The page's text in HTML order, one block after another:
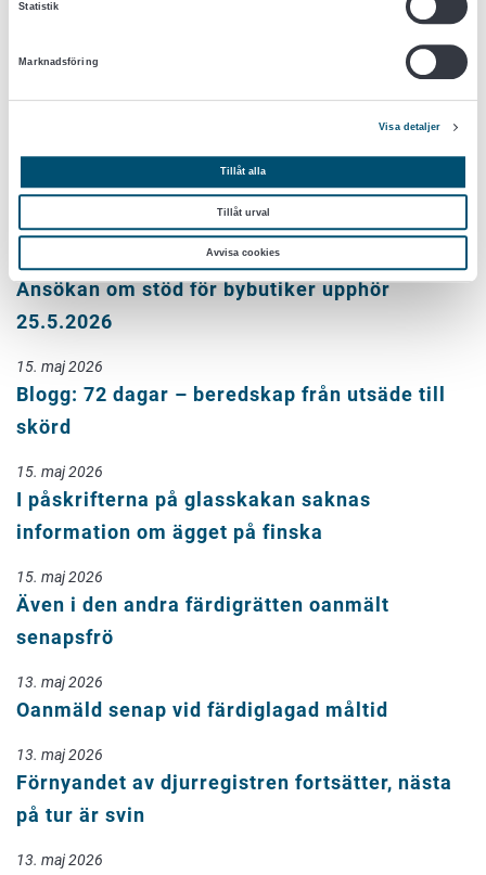
Statistik
Marknadsföring
Visa detaljer
Tillåt alla
Tillåt urval
Avvisa cookies
Tukes: Ändringar i dokumentationskraven för
användningen av växtskyddsmedel träder i
18. maj 2026
Nya Zeelands TRACES-intyg kan nu
undertecknas elektroniskt
Ansökan om stöd för bybutiker upphör
25.5.2026
15. maj 2026
Blogg: 72 dagar – beredskap från utsäde till
skörd
15. maj 2026
I påskrifterna på glasskakan saknas
information om ägget på finska
15. maj 2026
Även i den andra färdigrätten oanmält
senapsfrö
13. maj 2026
Oanmäld senap vid färdiglagad måltid
13. maj 2026
Förnyandet av djurregistren fortsätter, nästa
på tur är svin
13. maj 2026